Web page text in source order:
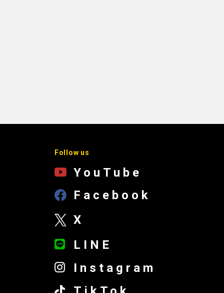
Follow us
YouTube
Facebook
X
LINE
Instagram